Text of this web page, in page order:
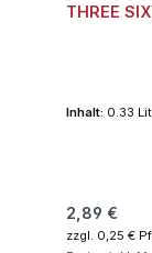
THREE
Inhalt: 0.33
Regulärer
2,89 €
zzgl. 0,25 €